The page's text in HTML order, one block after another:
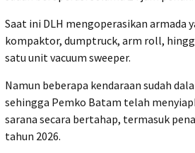
Saat ini DLH mengoperasikan armada
kompaktor, dumptruck, arm roll,
satu unit vacuum sweeper.
Namun beberapa kendaraan sudah
sehingga Pemko Batam telah
sarana secara bertahap, termasuk
tahun 2026.